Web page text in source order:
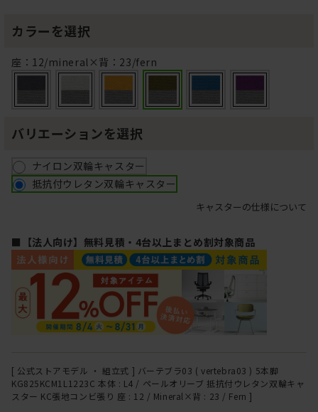
カラーを選択
座：12/mineral×背：23/fern
バリエーションを選択
ナイロン双輪キャスター
抵抗付ウレタン双輪キャスター
キャスターの仕様について
■【法人向け】無料見積・4台以上まとめ割対象商品
[ 公式ストアモデル ・ 組立式 ] バーテブラ03 ( vertebra03 ) 5本脚
KG825KCM1L1223C 本体 : L4 / ペールオリーブ 抵抗付ウレタン双輪キャ
スター KC張地コンビ張り 座 : 12 / Mineral×背 : 23 / Fern ]